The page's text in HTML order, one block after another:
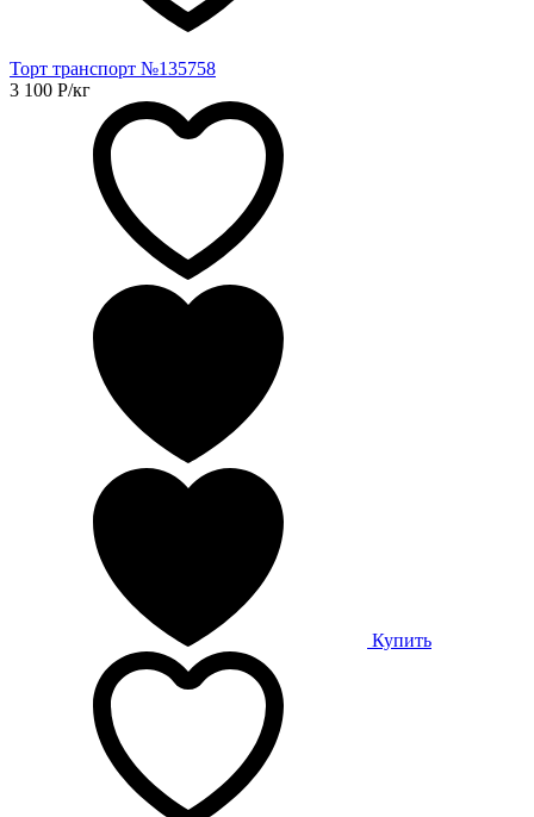
Торт транспорт №135758
3 100 Р/кг
Купить